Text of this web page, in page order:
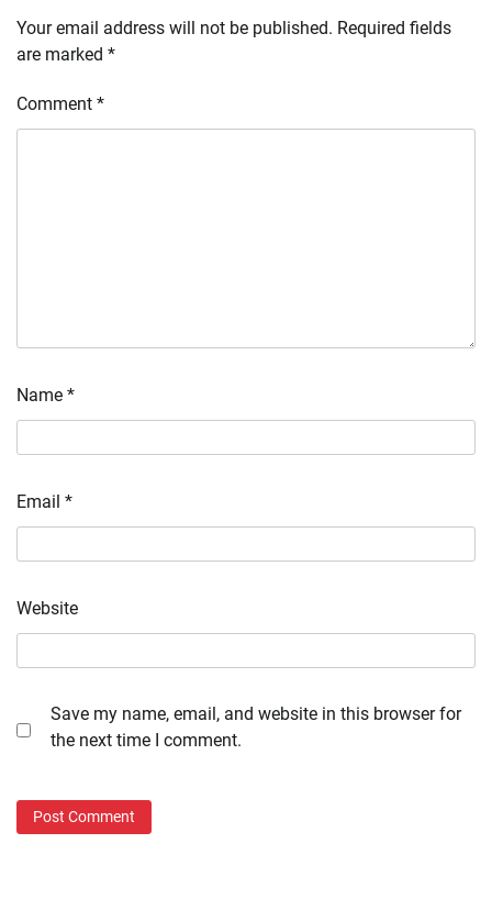
Your email address will not be published. Required fields
are marked *
Comment *
Name *
Email *
Website
Save my name, email, and website in this browser for
the next time I comment.